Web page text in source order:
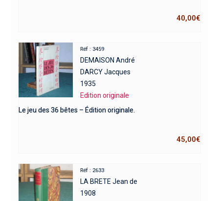
40,00€
Réf : 3459
DEMAISON André
DARCY Jacques
1935
Edition originale
Le jeu des 36 bêtes – Édition originale.
45,00€
Réf : 2633
LA BRETE Jean de
1908